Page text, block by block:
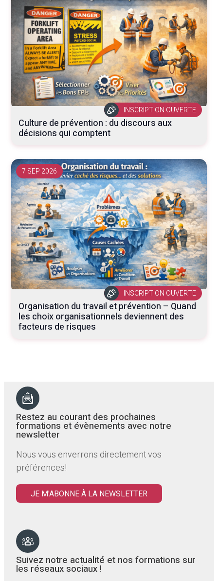
INSCRIPTION OUVERTE
Culture de prévention : du discours aux
décisions qui comptent
INSCRIPTION OUVERTE
Organisation du travail et prévention – Quand
les choix organisationnels deviennent des
facteurs de risques
7 SEP 2026
Restez au courant des prochaines
formations et évènements avec notre
newsletter
Nous vous enverrons directement vos
préférences!
JE M'ABONNE À LA NEWSLETTER
Suivez notre actualité et nos formations sur
les réseaux sociaux !